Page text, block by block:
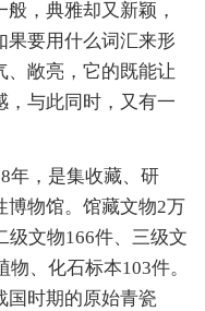
，典雅却又新颖，
果要用什么词汇来形
、敞亮，它的既能让
，与此同时，又有一
，是集收藏、研
博物馆。馆藏文物2万
级文物166件、三级文
、化石标本103件。
国时期的原始青瓷